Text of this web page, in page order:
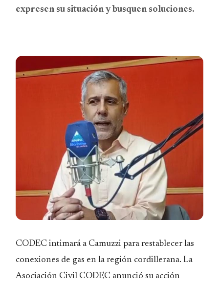
expresen su situación y busquen soluciones.
CODEC intimará a Camuzzi para restablecer las
conexiones de gas en la región cordillerana. La
Asociación Civil CODEC anunció su acción